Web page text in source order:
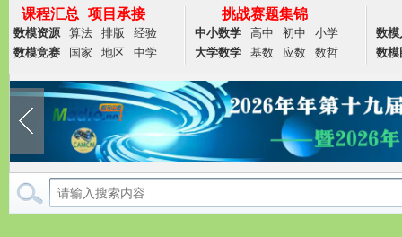
课程汇总 项目承接
数模资源 算法 排版
经验
数模竞赛
国家 地区 中学
挑战赛题集锦
中小数学 高中 初中
小学
大学数学
基数 应数 数哲
数模
数模